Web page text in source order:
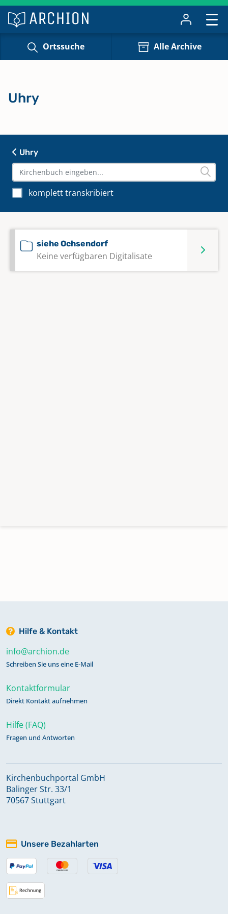
Ortssuche Alle Archive
Uhry
komplett transkribiert
siehe Ochsendorf
Keine verfügbaren Digitalisate
Uhry
Hilfe & Kontakt
info@archion.de
Schreiben Sie uns eine E-Mail
Kontaktformular
Direkt Kontakt aufnehmen
Hilfe (FAQ)
Fragen und Antworten
Kirchenbuchportal GmbH
Balinger Str. 33/1
70567 Stuttgart
Unsere Bezahlarten